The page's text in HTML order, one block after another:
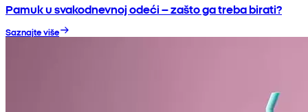
Pamuk u svakodnevnoj odeći – zašto ga treba birati?
Saznajte više